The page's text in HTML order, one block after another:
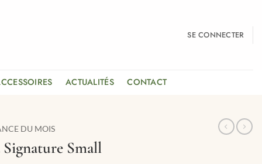
SE CONNECTER
ACTUALITÉS CONTACT
DU MOIS
Small